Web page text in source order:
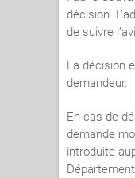
décision.
de suivre
La décision
demandeur.
En cas de
demande
introduite